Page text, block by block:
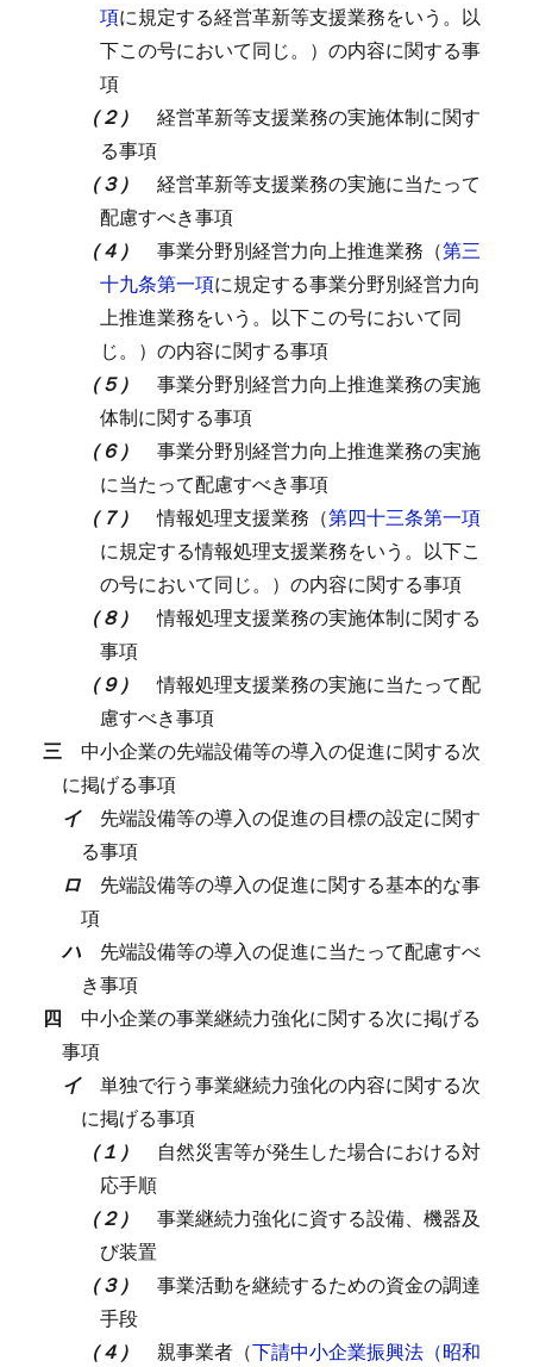
項に規定する経営革新等支援業務をいう。以
下この号において同じ。）の内容に関する事
項
（２） 経営革新等支援業務の実施体制に関す
る事項
（３） 経営革新等支援業務の実施に当たって
配慮すべき事項
（４） 事業分野別経営力向上推進業務（第三
十九条第一項に規定する事業分野別経営力向
上推進業務をいう。以下この号において同
じ。）の内容に関する事項
（５） 事業分野別経営力向上推進業務の実施
体制に関する事項
（６） 事業分野別経営力向上推進業務の実施
に当たって配慮すべき事項
（７）情報処理支援業務（第四十三条第一項
に規定する情報処理支援業務をいう。以下こ
の号において同じ。）の内容に関する事項
（８）情報処理支援業務の実施体制に関する
事項
（９）情報処理支援業務の実施に当たって配
慮すべき事項
三 中小企業の先端設備等の導入の促進に関する次
に掲げる事項
イ 先端設備等の導入の促進の目標の設定に関す
る事項
ロ 先端設備等の導入の促進に関する基本的な事
項
ハ 先端設備等の導入の促進に当たって配慮すべ
き事項
四 中小企業の事業継続力強化に関する次に掲げる
事項
イ 単独で行う事業継続力強化の内容に関する次
に掲げる事項
（１） 自然災害等が発生した場合における対
応手順
（２） 事業継続力強化に資する設備、機器及
び装置
（３） 事業活動を継続するための資金の調達
手段
（４） 親事業者（下請中小企業振興法（昭和